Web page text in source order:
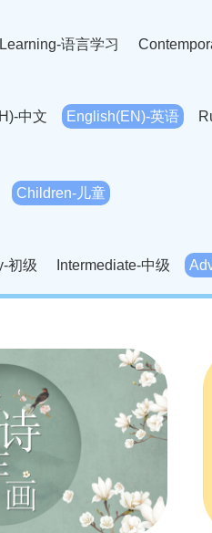
语言学习
中文 English(EN)-英语
来语
语
Kampuchea(KH)-柬埔寨语
Children-儿童
初级 Intermediate-中级